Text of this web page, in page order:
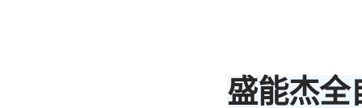
盛能杰全